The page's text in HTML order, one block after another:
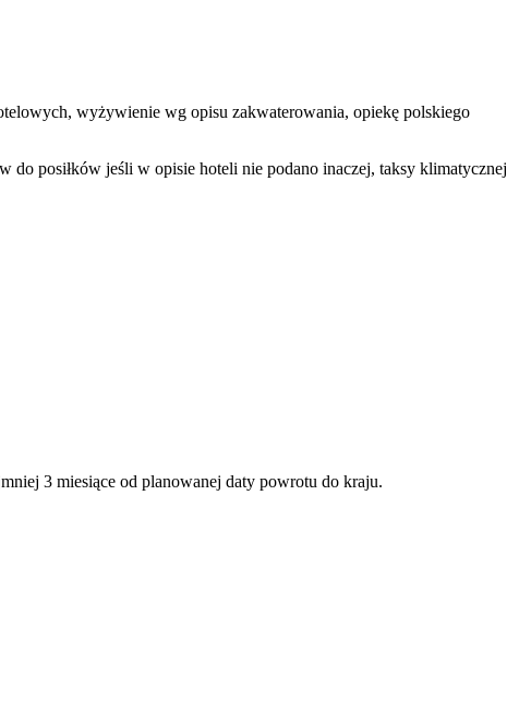
wyżywienie wg opisu zakwaterowania, opiekę polskiego
posiłków jeśli w opisie hoteli nie podano inaczej, taksy klimatycznej
3 miesiące od planowanej daty powrotu do kraju.